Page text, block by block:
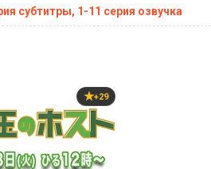
субтитры, 1-11 серия озвучка
+29